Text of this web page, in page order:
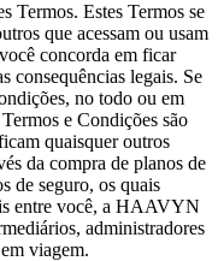
Termos. Estes Termos se
que acessam ou usam
concorda em ficar
consequências legais. Se
no todo ou em
e Condições são
quaisquer outros
da compra de planos de
de seguro, os quais
entre você, a HAAVYN
administradores
viagem.